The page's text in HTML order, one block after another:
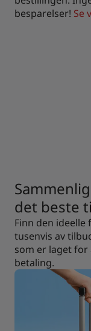
besparelser! Se
det beste
Finn den ideelle
tusenvis av
som er laget for
betaling.